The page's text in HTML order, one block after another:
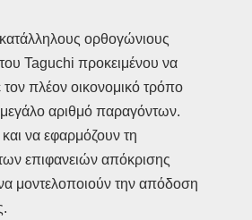
ορθογώνιους
Taguchi προκειμένου να
τον πλέον οικονομικό τρόπο
αριθμό παραγόντων.
να εφαρμόζουν τη
επιφανειών απόκρισης
μοντελοποιούν την απόδοση